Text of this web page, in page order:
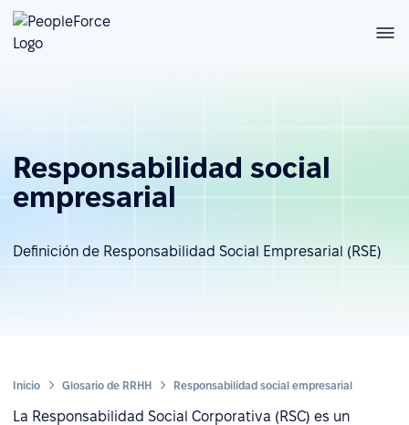
Responsabilidad social
empresarial
Definición de Responsabilidad Social Empresarial (RSE)
Inicio Glosario de RRHH Responsabilidad social empresarial
La Responsabilidad Social Corporativa (RSC) es un